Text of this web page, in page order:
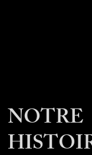
NOTRE